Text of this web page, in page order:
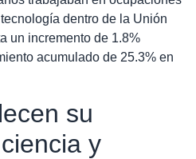
dentro de la Unión
un incremento de 1.8%
acumulado de 25.3% en
su
y